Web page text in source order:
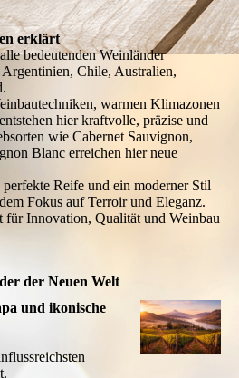
erklärt
bedeutenden Weinländer
Chile, Australien,
warmen Klimazonen
hier kraftvolle, präzise und
wie Cabernet Sauvignon,
Blanc erreichen hier neue
Reife und ein moderner Stil
Fokus auf Terroir und Eleganz.
für Innovation, Qualität und Weinbau
der Neuen Welt
und ikonische